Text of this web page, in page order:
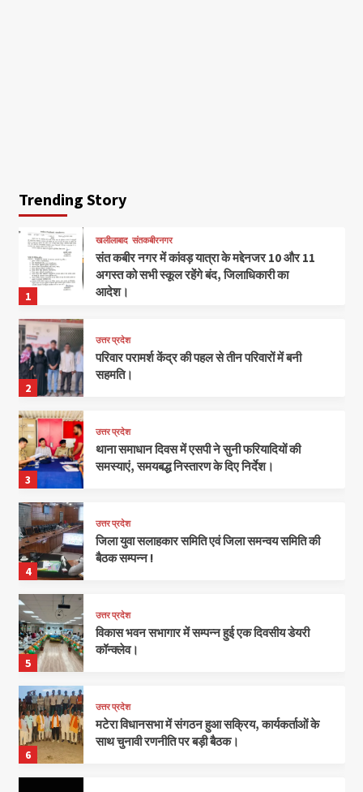
Trending Story
1
खलीलाबाद संतकबीरनगर
संत कबीर नगर में कांवड़ यात्रा के मद्देनजर 10 और 11
अगस्त को सभी स्कूल रहेंगे बंद, जिलाधिकारी का
आदेश।
2
उत्तर प्रदेश
परिवार परामर्श केंद्र की पहल से तीन परिवारों में बनी
सहमति।
3
उत्तर प्रदेश
थाना समाधान दिवस में एसपी ने सुनी फरियादियों की
समस्याएं, समयबद्ध निस्तारण के दिए निर्देश।
4
उत्तर प्रदेश
जिला युवा सलाहकार समिति एवं जिला समन्वय समिति की
बैठक सम्पन्न !
5
उत्तर प्रदेश
विकास भवन सभागार में सम्पन्न हुई एक दिवसीय डेयरी
कॉन्क्लेव।
6
उत्तर प्रदेश
मटेरा विधानसभा में संगठन हुआ सक्रिय, कार्यकर्ताओं के
साथ चुनावी रणनीति पर बड़ी बैठक।